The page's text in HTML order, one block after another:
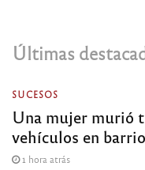
Últimas
SUCESOS
Una mujer murió
vehículos en
1 hora atrás